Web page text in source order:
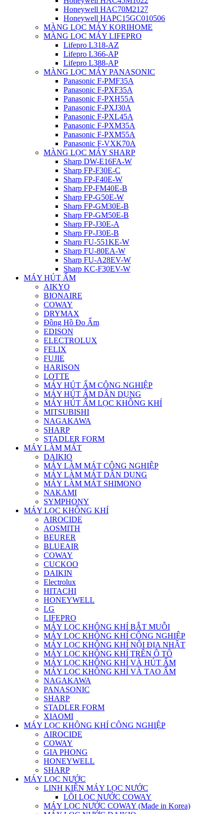
Honeywell HAC70M2127
Honeywell HAPC15GC010506
MÀNG LỌC MÁY KORIHOME
MÀNG LỌC MÁY LIFEPRO
Lifepro L318-AZ
Lifepro L366-AP
Lifepro L388-AP
MÀNG LỌC MÁY PANASONIC
Panasonic F-PMF35A
Panasonic F-PXF35A
Panasonic F-PXH55A
Panasonic F-PXJ30A
Panasonic F-PXL45A
Panasonic F-PXM35A
Panasonic F-PXM55A
Panasonic F-VXK70A
MÀNG LỌC MÁY SHARP
Sharp DW-E16FA-W
Sharp FP-F30E-C
Sharp FP-F40E-W
Sharp FP-FM40E-B
Sharp FP-G50E-W
Sharp FP-GM30E-B
Sharp FP-GM50E-B
Sharp FP-J30E-A
Sharp FP-J30E-B
Sharp FU-551KE-W
Sharp FU-80EA-W
Sharp FU-A28EV-W
Sharp KC-F30EV-W
MÁY HÚT ẨM
AIKYO
BIONAIRE
COWAY
DRYMAX
Đồng Hồ Đo Ẩm
EDISON
ELECTROLUX
FELIX
FUJIE
HARISON
LOTTE
MÁY HÚT ẨM CÔNG NGHIỆP
MÁY HÚT ẨM DÂN DỤNG
MÁY HÚT ẨM LỌC KHÔNG KHÍ
MITSUBISHI
NAGAKAWA
SHARP
STADLER FORM
MÁY LÀM MÁT
DAIKIO
MÁY LÀM MÁT CÔNG NGHIỆP
MÁY LÀM MÁT DÂN DỤNG
MÁY LÀM MÁT SHIMONO
NAKAMI
SYMPHONY
MÁY LỌC KHÔNG KHÍ
AIROCIDE
AOSMITH
BEURER
BLUEAIR
COWAY
CUCKOO
DAIKIN
Electrolux
HITACHI
HONEYWELL
LG
LIFEPRO
MÁY LỌC KHÔNG KHÍ BẮT MUỖI
MÁY LỌC KHÔNG KHÍ CÔNG NGHIỆP
MÁY LỌC KHÔNG KHÍ NỘI ĐỊA NHẬT
MÁY LỌC KHÔNG KHÍ TRÊN Ô TÔ
MÁY LỌC KHÔNG KHÍ VÀ HÚT ẨM
MÁY LỌC KHÔNG KHÍ VÀ TẠO ẨM
NAGAKAWA
PANASONIC
SHARP
STADLER FORM
XIAOMI
MÁY LỌC KHÔNG KHÍ CÔNG NGHIỆP
AIROCIDE
COWAY
GIA PHONG
HONEYWELL
SHARP
MÁY LỌC NƯỚC
LINH KIỆN MÁY LỌC NƯỚC
LÕI LỌC NƯỚC COWAY
MÁY LỌC NƯỚC COWAY (Made in Korea)